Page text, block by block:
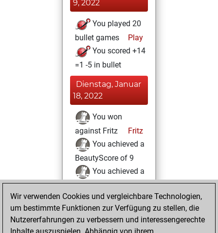
9, 2022
You played 20
bullet games
Play
You scored +14
=1 -5 in bullet
Dienstag, Januar
18, 2022
You won
against Fritz
Fritz
You achieved a
BeautyScore of 9
You achieved a
new Elo of 1605
You played 5
slow games
Play
Wir verwenden Cookies und vergleichbare Technologien,
um bestimmte Funktionen zur Verfügung zu stellen, die
Nutzererfahrungen zu verbessern und interessengerechte